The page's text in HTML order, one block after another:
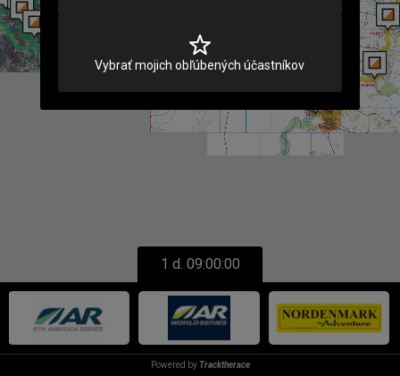
Vybrať mojich obľúbených účastníkov
Powered by Tracktherace
1 d. 09:00:00